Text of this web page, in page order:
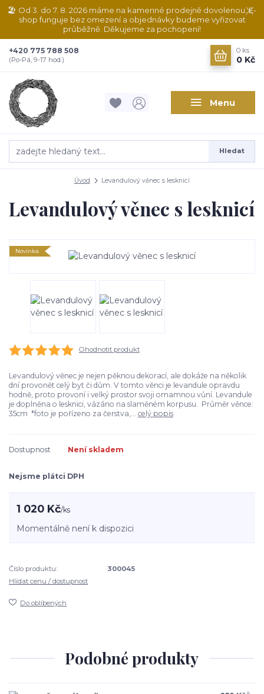
🏖️ Od 3. do 7. 8. 2026 máme na kamenné prodejně dovolenou. E-
shop funguje bez omezení a objednávky budeme vyřizovat
průběžně. Děkujeme za pochopení!
Menu
Hledat
+420 775 788 508
(Po-Pá, 9-17 hod.)
0 ks
0 Kč
Úvod Levandulový věnec s lesknicí
Levandulový věnec s lesknicí
Novinka
Ohodnotit produkt
Levandulový věnec je nejen pěknou dekorací, ale dokáže na několik
dní provonět celý byt či dům. V tomto věnci je levandule opravdu
hodně, proto provoní i velký prostor svoji omamnou vůní. Levandule
je doplněna o lesknici, vázáno na slaměném korpusu. Průměr věnce:
35cm *foto je pořízeno za čerstva,... celý popis
Dostupnost Není skladem
Nejsme plátci DPH
1 020 Kč/ks
Momentálně není k dispozici
Číslo produktu:
300045
Hlídat cenu / dostupnost
Do oblíbených
Podobné produkty